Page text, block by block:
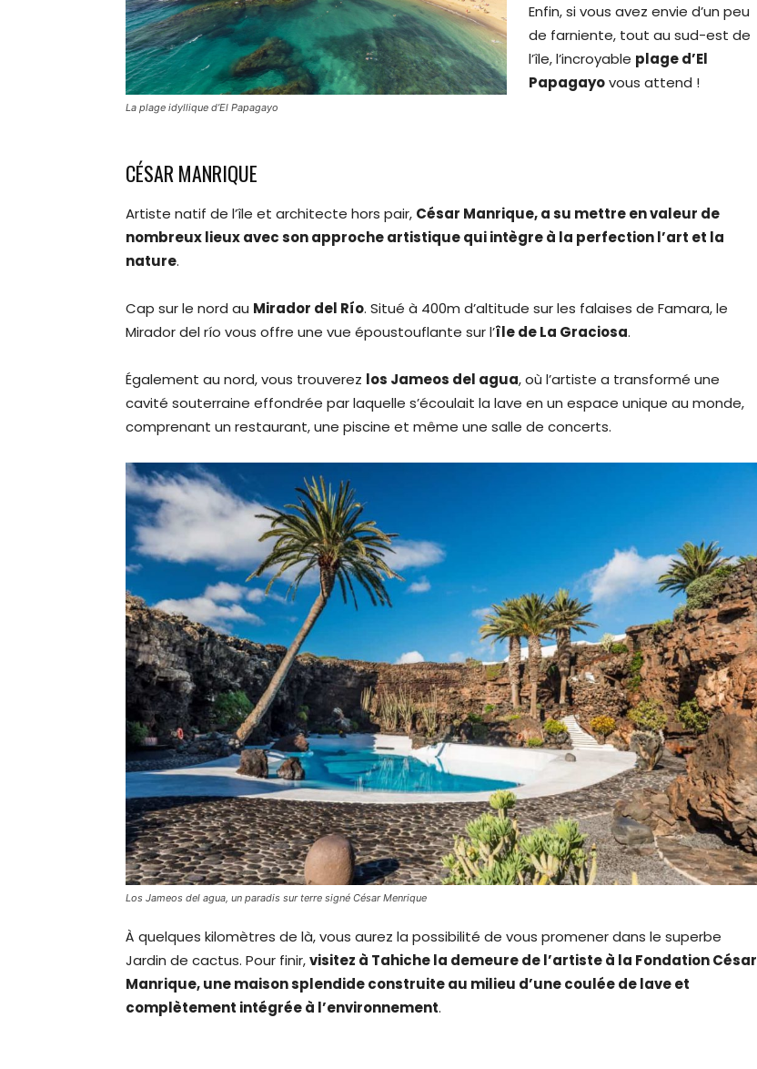
La plage idyllique d’El Papagayo
Enfin, si vous avez envie d’un peu
de farniente, tout au sud-est de
l’île, l’incroyable plage d’El
Papagayovous attend !
CÉSAR MANRIQUE
Artiste natif de l’île et architecte hors pair, César Manrique, a su mettre en valeur de
nombreux lieux avec son approche artistique qui intègre à la perfection l’art et la
nature.
Cap sur le nord au Mirador del Río. Situé à 400m d’altitude sur les falaises de Famara, le
Mirador del río vous offre une vue époustouflante sur l’île de La Graciosa.
Également au nord, vous trouverez los Jameos del agua, où l’artiste a transformé une
cavité souterraine effondrée par laquelle s’écoulait la lave en un espace unique au monde,
comprenant un restaurant, une piscine et même une salle de concerts.
Los Jameos del agua, un paradis sur terre signé César Menrique
À quelques kilomètres de là, vous aurez la possibilité de vous promener dans le superbe
Jardin de cactus. Pour finir,visitez à Tahiche la demeure de l’artiste à la Fondation César
Manrique, une maison splendide construite au milieu d’une coulée de lave et
complètement intégrée à l’environnement.